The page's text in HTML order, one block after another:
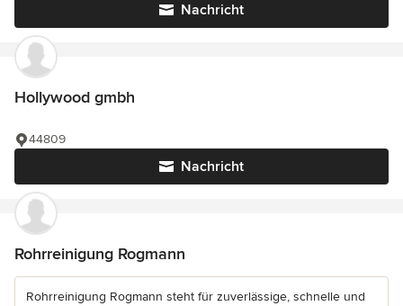
Nachricht
Hollywood gmbh
Nachricht
44809
Rohrreinigung Rogmann
Rohrreinigung Rogmann steht für zuverlässige, schnelle und